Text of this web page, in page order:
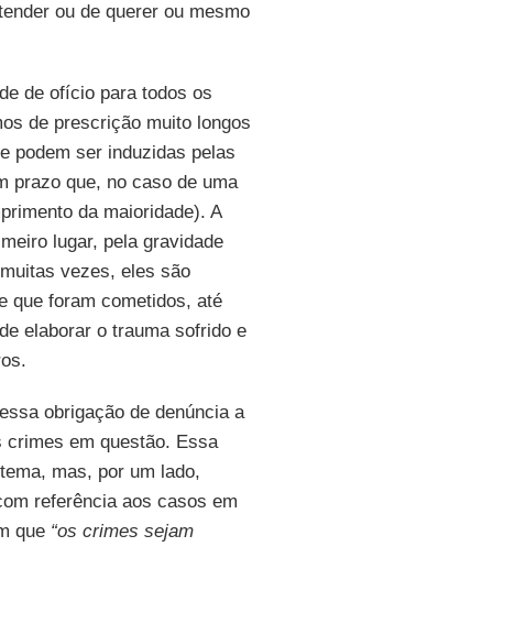
ou de querer ou mesmo
de ofício para todos os
de prescrição muito longos
podem ser induzidas pelas
prazo que, no caso de uma
da maioridade). A
lugar, pela gravidade
vezes, eles são
que foram cometidos, até
elaborar o trauma sofrido e
obrigação de denúncia a
crimes em questão. Essa
mas, por um lado,
referência aos casos em
que “os crimes sejam